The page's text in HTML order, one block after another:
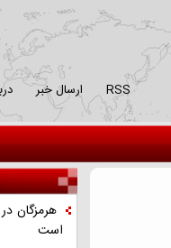
ارسال خبر RSS
هرمزگان
است